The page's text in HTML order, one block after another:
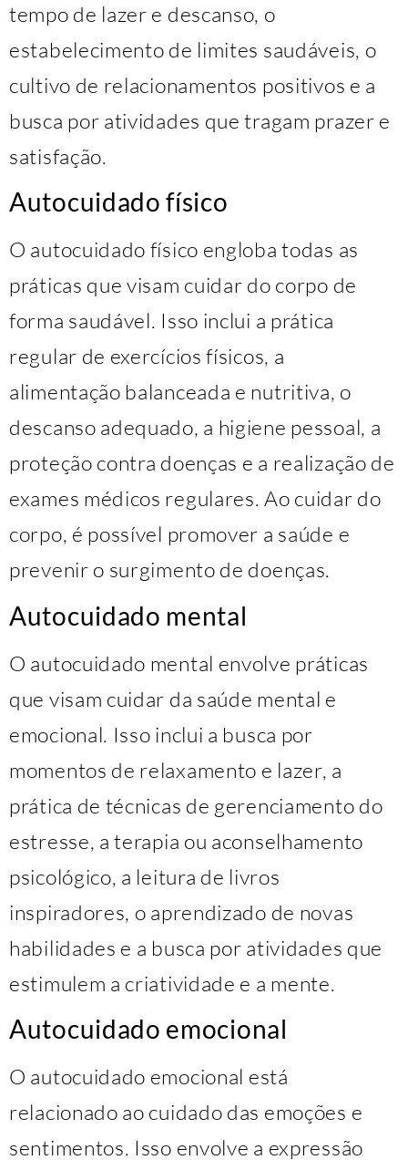
tempo de lazer e descanso, o
estabelecimento de limites saudáveis, o
cultivo de relacionamentos positivos e a
busca por atividades que tragam prazer e
satisfação.
Autocuidado físico
O autocuidado físico engloba todas as
práticas que visam cuidar do corpo de
forma saudável. Isso inclui a prática
regular de exercícios físicos, a
alimentação balanceada e nutritiva, o
descanso adequado, a higiene pessoal, a
proteção contra doenças e a realização de
exames médicos regulares. Ao cuidar do
corpo, é possível promover a saúde e
prevenir o surgimento de doenças.
Autocuidado mental
O autocuidado mental envolve práticas
que visam cuidar da saúde mental e
emocional. Isso inclui a busca por
momentos de relaxamento e lazer, a
prática de técnicas de gerenciamento do
estresse, a terapia ou aconselhamento
psicológico, a leitura de livros
inspiradores, o aprendizado de novas
habilidades e a busca por atividades que
estimulem a criatividade e a mente.
Autocuidado emocional
O autocuidado emocional está
relacionado ao cuidado das emoções e
sentimentos. Isso envolve a expressão